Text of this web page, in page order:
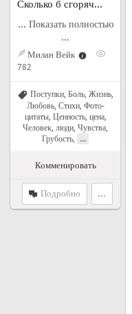
Сколько б сгоряч...
... Показать полностью
...
Милан Вейк
782
Поступки, Боль, Жизнь,
Любовь, Стихи, Фото-
цитаты, Ценность, цена,
Человек, люди, Чувства,
Грубость, ...
Комменировать
Подробно ...